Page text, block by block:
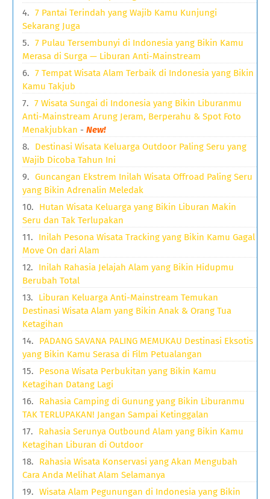
7 Pantai Terindah yang Wajib Kamu Kunjungi
Sekarang Juga
7 Pulau Tersembunyi di Indonesia yang Bikin Kamu
Merasa di Surga — Liburan Anti-Mainstream
7 Tempat Wisata Alam Terbaik di Indonesia yang Bikin
Kamu Takjub
7 Wisata Sungai di Indonesia yang Bikin Liburanmu
Anti-Mainstream Arung Jeram, Berperahu & Spot Foto
Menakjubkan -New!
Destinasi Wisata Keluarga Outdoor Paling Seru yang
Wajib Dicoba Tahun Ini
Guncangan Ekstrem Inilah Wisata Offroad Paling Seru
yang Bikin Adrenalin Meledak
Hutan Wisata Keluarga yang Bikin Liburan Makin
Seru dan Tak Terlupakan
Inilah Pesona Wisata Tracking yang Bikin Kamu Gagal
Move On dari Alam
Inilah Rahasia Jelajah Alam yang Bikin Hidupmu
Berubah Total
Liburan Keluarga Anti-Mainstream Temukan
Destinasi Wisata Alam yang Bikin Anak & Orang Tua
Ketagihan
PADANG SAVANA PALING MEMUKAU Destinasi Eksotis
yang Bikin Kamu Serasa di Film Petualangan
Pesona Wisata Perbukitan yang Bikin Kamu
Ketagihan Datang Lagi
Rahasia Camping di Gunung yang Bikin Liburanmu
TAK TERLUPAKAN! Jangan Sampai Ketinggalan
Rahasia Serunya Outbound Alam yang Bikin Kamu
Ketagihan Liburan di Outdoor
Rahasia Wisata Konservasi yang Akan Mengubah
Cara Anda Melihat Alam Selamanya
Wisata Alam Pegunungan di Indonesia yang Bikin